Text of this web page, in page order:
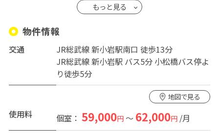
物件自体は繁華街から少し離れた閑静な住宅街の中にあ
ります。2階建ての一軒家タイプで、お部屋も7室と多す
ぎず、ゆったりした広めのリビングと、大きめの収納が
ある個室で快適な生活を楽しむことができます。
※退去時、保証金は退室手数料として15,000円償却
もっと見る
物件情報
交通
JR総武線 新小岩駅南口 徒歩13分
JR総武線 新小岩駅 バス5分 小松橋バス停よ
り徒歩5分
地図で見る
使用料 個室： 59,000円～ 62,000円/月